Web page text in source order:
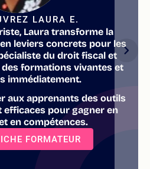
LAURA E.
Laura transforme la
leviers concrets pour les
du droit fiscal et
formations vivantes et
immédiatement.
aux apprenants des outils
efficaces pour gagner en
en compétences.
FORMATEUR